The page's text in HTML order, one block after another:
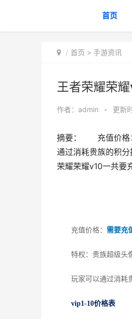
首页
首页 > 手游资讯
王者荣耀荣
作者： admin • 更新
摘要： 充值价格
通过消耗贵族的积
荣耀荣耀v10一共要
充值价格： 需要充
特权：贵族超级头像
玩家可以通过消耗贵
vip1-10价格表